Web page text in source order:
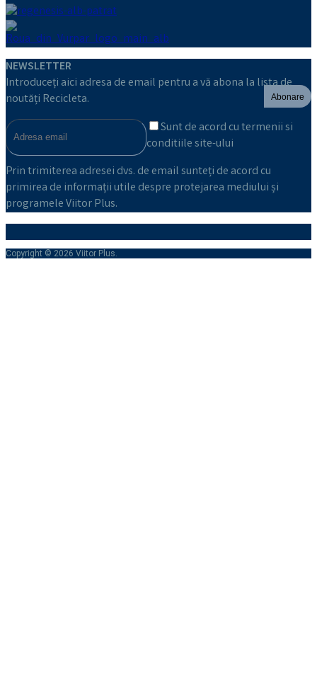
NEWSLETTER
Introduceți aici adresa de email pentru a vă abona la lista de
noutăți Recicleta.
Abonare
Sunt de acord cu termenii si
conditiile site-ului
Prin trimiterea adresei dvs. de email sunteți de acord cu
primirea de informații utile despre protejarea mediului și
programele Viitor Plus.
Copyright © 2026 Viitor Plus.